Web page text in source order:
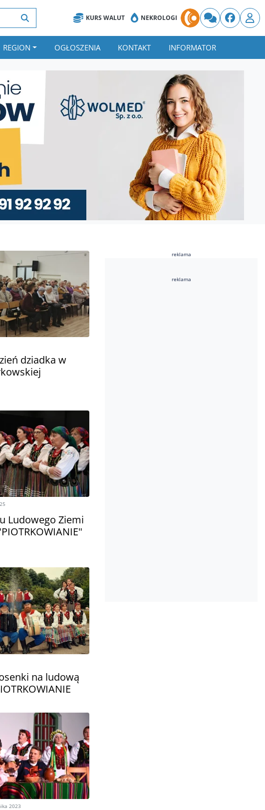
KURS WALUT NEKROLOGI
REGION OGŁOSZENIA KONTAKT INFORMATOR
dziadka w
Ludowego Ziemi
na ludową
2023
reklama
reklama